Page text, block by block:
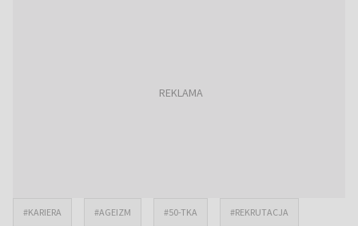
#KARIERA #AGEIZM #50-TKA #REKRUTACJA